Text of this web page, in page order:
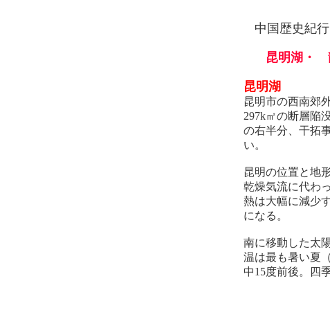
中国歴史紀行
昆明湖・
昆明湖
昆明市の西南郊
297k㎡の断層陥
の右半分、干拓
い。
昆明の位置と地
乾燥気流に代わ
熱は大幅に減少
になる。
南に移動した太
温は最も暑い夏
中15度前後。四